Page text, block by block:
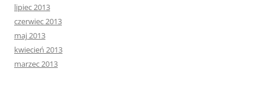
lipiec 2013
czerwiec 2013
maj 2013
kwiecień 2013
marzec 2013